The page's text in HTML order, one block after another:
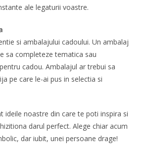
ale legaturii voastre.
si ambalajului cadoului. Un ambalaj
sa completeze tematica sau
cadou. Ambalajul ar trebui sa
pe care le-ai pus in selectia si
ideile noastre din care te poti inspira si
darul perfect. Alege chiar acum
dar iubit, unei persoane drage!